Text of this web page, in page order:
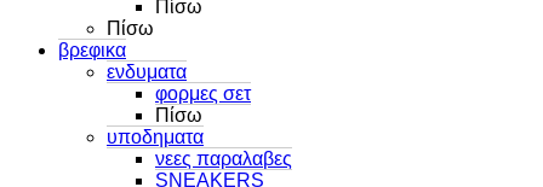
Πίσω
Πίσω
βρεφικα
ενδυματα
φορμες σετ
Πίσω
υποδηματα
νεες παραλαβες
SNEAKERS